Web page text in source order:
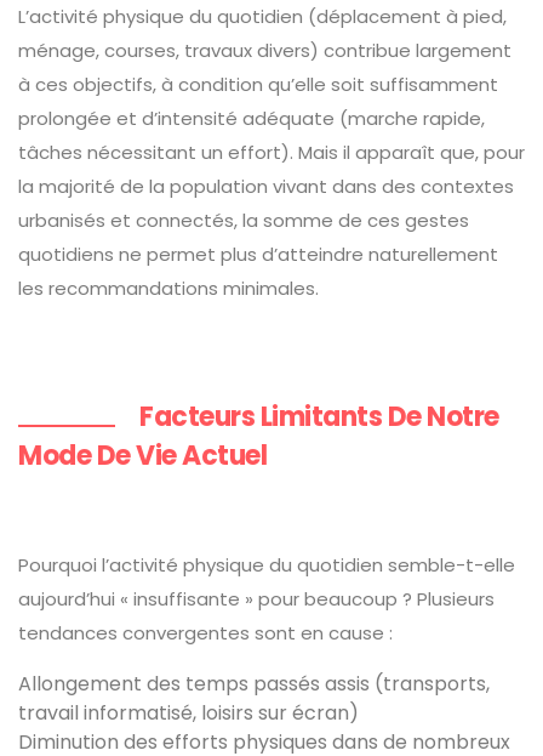
L’activité physique du quotidien (déplacement à pied,
ménage, courses, travaux divers) contribue largement
à ces objectifs, à condition qu’elle soit suffisamment
prolongée et d’intensité adéquate (marche rapide,
tâches nécessitant un effort). Mais il apparaît que, pour
la majorité de la population vivant dans des contextes
urbanisés et connectés, la somme de ces gestes
quotidiens ne permet plus d’atteindre naturellement
les recommandations minimales.
Facteurs Limitants De Notre
Mode De Vie Actuel
Pourquoi l’activité physique du quotidien semble-t-elle
aujourd’hui « insuffisante » pour beaucoup ? Plusieurs
tendances convergentes sont en cause :
Allongement des temps passés assis (transports,
travail informatisé, loisirs sur écran)
Diminution des efforts physiques dans de nombreux